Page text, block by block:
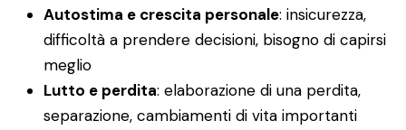
Autostima e crescita personale: insicurezza,
difficoltà a prendere decisioni, bisogno di capirsi
meglio
Lutto e perdita: elaborazione di una perdita,
separazione, cambiamenti di vita importanti